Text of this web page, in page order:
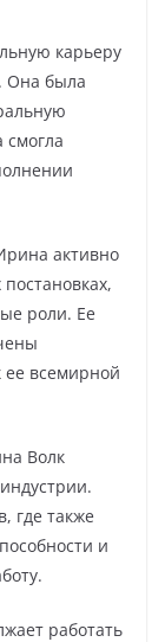
карьеру
Она была
смогла
активно
роли. Ее
ее всемирной
Волк
где также
и
работать